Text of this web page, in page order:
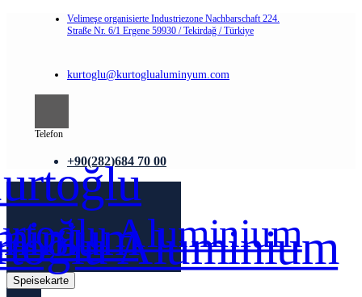
Velimeşe organisierte Industriezone Nachbarschaft 224.
Straße Nr. 6/1 Ergene 59930 / Tekirdağ / Türkiye
kurtoglu@kurtoglualuminyum.com
Telefon
+90(282)684 70 00
Speisekarte